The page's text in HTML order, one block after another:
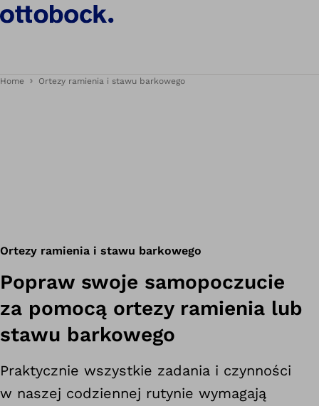
Home Ortezy ramienia i stawu barkowego
Ortezy ramienia i stawu barkowego
Popraw swoje samopoczucie
za pomocą ortezy ramienia lub
stawu barkowego
Praktycznie wszystkie zadania i czynności
w naszej codziennej rutynie wymagają